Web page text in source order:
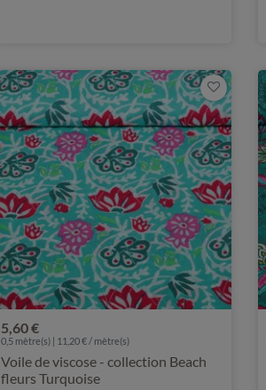
5,60 €
0,5 mètre(s) | 11,20 € / mètre(s)
Voile de viscose - collection Beach
fleurs Turquoise